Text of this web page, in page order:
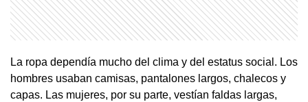
La ropa dependía mucho del clima y del estatus social. Los
hombres usaban camisas, pantalones largos, chalecos y
capas. Las mujeres, por su parte, vestían faldas largas,